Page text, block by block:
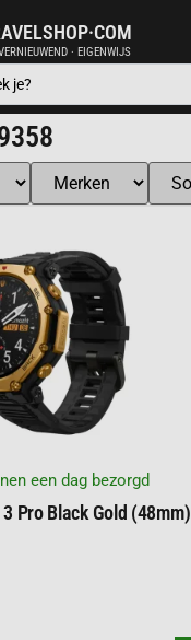
· EIGENWIJS
een dag bezorgd
Pro Black Gold (48mm)